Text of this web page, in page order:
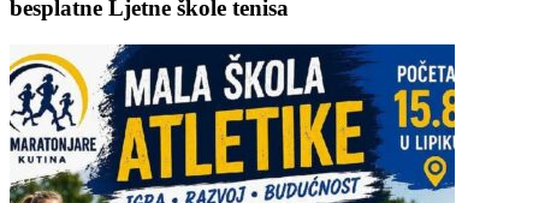
besplatne Ljetne škole tenisa